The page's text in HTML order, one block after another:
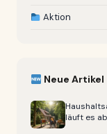
Aktion
Neue Artikel
läuft es